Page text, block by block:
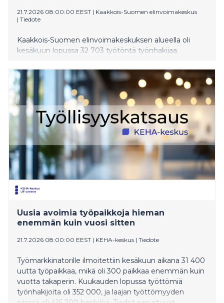
21.7.2026 08:00:00 EEST | Kaakkois-Suomen elinvoimakeskus
| Tiedote
Kaakkois-Suomen elinvoimakeskuksen alueella oli
kesäkuun lopussa 32 703 työtöntä työnhakijaa.
henkilöä, Kymenlaaksossa 10 153 ja Päijät-Hämeessä
14 529 henkilöä. Työttömistä työnhakijoista oli
kokoaikaisesti lomautettuna Etelä-Karjalassa 451,
Kymenlaaksossa 492 ja Päijät-Hämeen maakunnassa
693 henkilöä. Työttömyysaste Kaakkois-Suomen
elinvoimakeskusalueella oli 14,9 %. Etelä-Karjalassa
työttömyysaste oli 14,4 %, Kymenlaaksossa 14,4 % ja
Päijät-Hämeessä 15,6 %. Koko maan työttömyysaste
oli 12,8 %. Uusia avoimia työpaikkoja ilmoitettiin
Kaakkois-Suomen elinvoimakeskusalueella kesäkuun
aikana 1 532 kappaletta, se on 189 uutta avointa
työpaikkaa enemmän kuin vuosi sitten.
Uusia avoimia työpaikkoja hieman
enemmän kuin vuosi sitten
21.7.2026 08:00:00 EEST | KEHA-keskus | Tiedote
Työmarkkinatorille ilmoitettiin kesäkuun aikana 31 400
uutta työpaikkaa, mikä oli 300 paikkaa enemmän kuin
vuotta takaperin. Kuukauden lopussa työttömiä
työnhakijoita oli 352 000, ja laajan työttömyyden